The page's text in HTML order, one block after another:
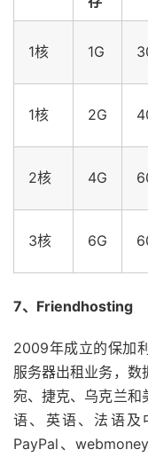
1核 1G
1核 2G
2核 4G
3核 6G
7、Friendhosting
2009年成立的保加
服务器出租业务，数
宛、捷克、乌克兰和
语、英语、法语及
PayPal、